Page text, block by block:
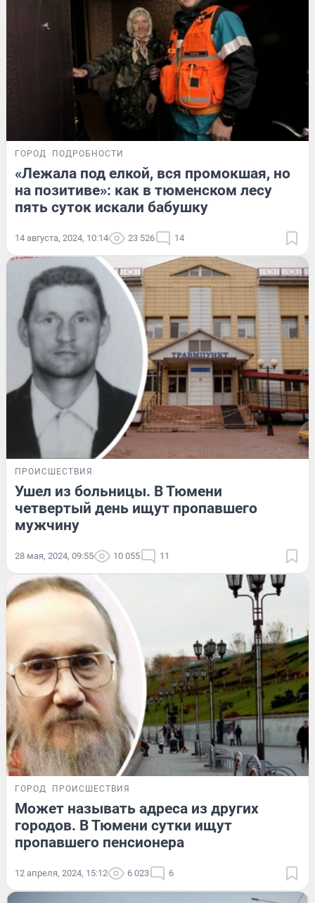
ГОРОД ПОДРОБНОСТИ
«Лежала под елкой, вся промокшая, но
на позитиве»: как в тюменском лесу
пять суток искали бабушку
14 августа, 2024, 10:14 23 526 14
ПРОИСШЕСТВИЯ
Ушел из больницы. В Тюмени
четвертый день ищут пропавшего
мужчину
28 мая, 2024, 09:55 10 055 11
ГОРОД ПРОИСШЕСТВИЯ
Может называть адреса из других
городов. В Тюмени сутки ищут
пропавшего пенсионера
12 апреля, 2024, 15:12 6 023 6